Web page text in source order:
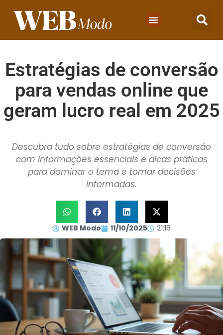
Estratégias de conversão
para vendas online que
geram lucro real em 2025
Descubra tudo sobre estratégias de conversão
com informações essenciais e dicas práticas
para dominar o tema e tomar decisões
informadas.
WEB Modo 11/10/2025 21:16